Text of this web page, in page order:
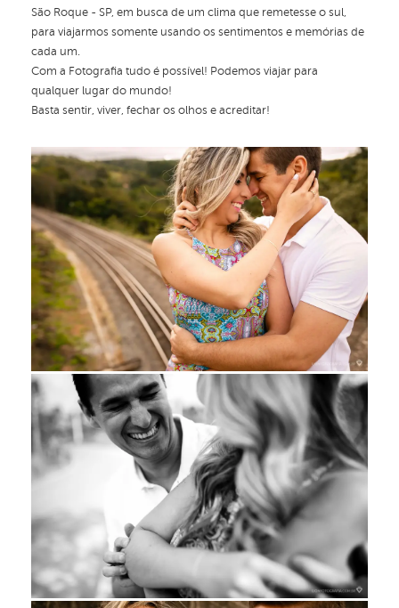
São Roque - SP, em busca de um clima que remetesse o sul,
para viajarmos somente usando os sentimentos e memórias de
cada um.
Com a Fotografia tudo é possível! Podemos viajar para
qualquer lugar do mundo!
Basta sentir, viver, fechar os olhos e acreditar!